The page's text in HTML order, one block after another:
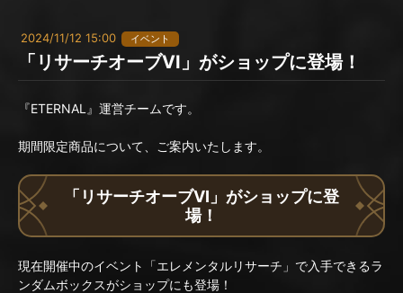
2024/11/12 15:00 イベント
「リサーチオーブVI」がショップに登場！
『ETERNAL』運営チームです。
期間限定商品について、ご案内いたします。
「リサーチオーブVI」がショップに登
場！
現在開催中のイベント「エレメンタルリサーチ」で入手できるラ
ンダムボックスがショップにも登場！